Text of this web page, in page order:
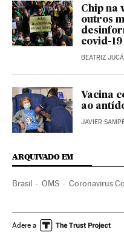
Chip na
outros
covid-19
BEATRIZ JUCÁ
Vacina
ao
JAVIER
ARQUIVADO EM
Brasil OMS Coronavirus
Ministério Saúde Vacinas
Adere a